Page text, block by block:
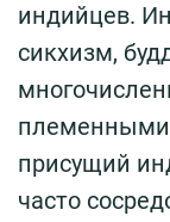
индийцев.
сикхизм,
племенными
присущий
часто